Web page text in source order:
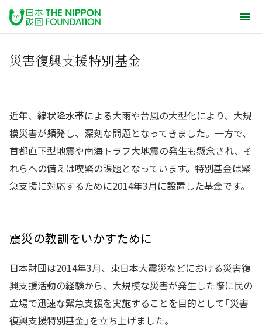
災害復興支援特別基金
近年、線状降水帯による大雨や台風の大型化により、大規
模災害が頻発し、深刻な問題となってきました。一方で、
首都直下型地震や南海トラフ大地震の発生も懸念され、そ
れらへの備えは喫緊の課題となっています。特別基金は緊
急支援に対応するために2014年3月に設置した基金です。
震災の教訓をいかすために
日本財団は2014年3月、東日本大震災などにおける災害復
興支援活動の経験から、大規模な災害が発生した際に民の
立場で迅速な緊急支援を実施することを目的として「災害
復興支援特別基金」を立ち上げました。